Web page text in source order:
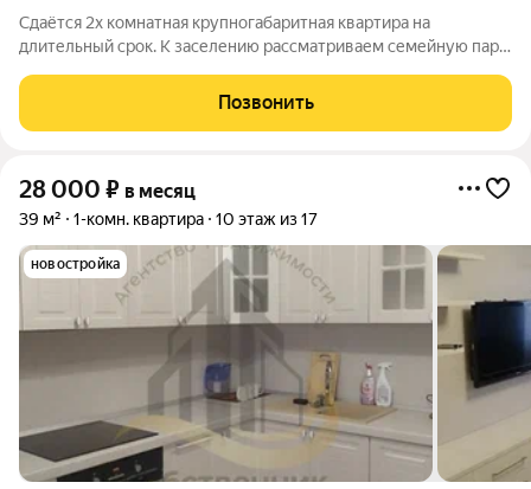
Сдаётся 2х комнатная крупногабаритная квартира на
длительный срок. К заселению рассматриваем семейную пару,
есть техника-холодильник и стиральная машина, мебель
частично-новый диван, две
Позвонить
28 000 ₽ в месяц
39 м² 1-комн. квартира 10 этаж из 17
новостройка